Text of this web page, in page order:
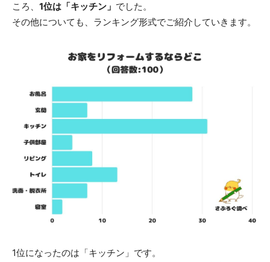
ころ、 1位は「キッチン」 でした。
その他についても、ランキング形式でご紹介していきます。
1位になったのは「キッチン」です。